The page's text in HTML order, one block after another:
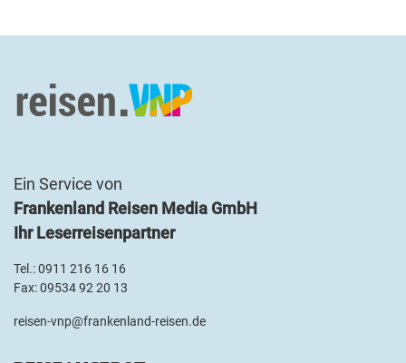
Ein Service von
Frankenland Reisen Media GmbH
Ihr Leserreisenpartner
Tel.:0911 216 16 16
Fax: 09534 92 20 13
reisen-vnp@frankenland-reisen.de